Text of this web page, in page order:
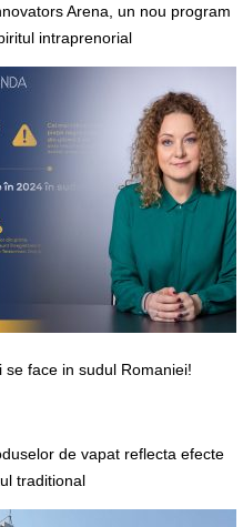
Arena, un nou program
intraprenorial
face in sudul Romaniei!
de vapat reflecta efecte
traditional